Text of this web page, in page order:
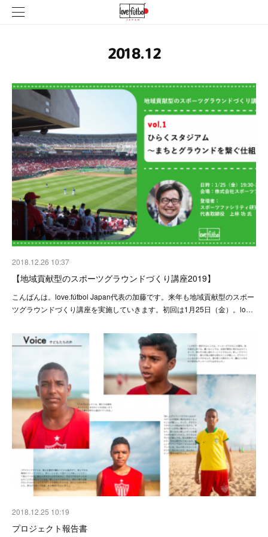
2018.12
2018.12.26 10:37
【地域貢献型のスポーツグラウンドづくり講座2019】
こんばんは。love.fútbol Japan代表の加藤です。来年も地域貢献型のスポー
ツグラウンドづくり講座を実施していきます。初回は1月25日（金）。lo…
2018.12.25 10:19
プロジェクト報告書